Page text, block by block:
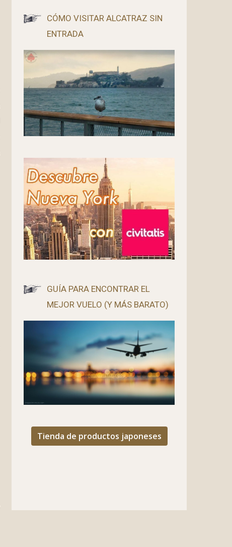
CÓMO VISITAR ALCATRAZ SIN
ENTRADA
GUÍA PARA ENCONTRAR EL
MEJOR VUELO (Y MÁS BARATO)
Tienda de productos japoneses